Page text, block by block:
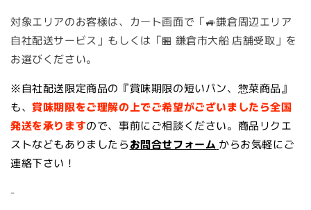
対象エリアのお客様は、カート画面で「🚙鎌倉周辺エリア
自社配送サービス」もしくは「🏪 鎌倉市大船 店舗受取」を
お選びください。
※自社配送限定商品の『賞味期限の短いパン、惣菜商品』
も、賞味期限をご理解の上でご希望がございましたら全国
発送を承りますので、事前にご相談ください。商品リクエ
ストなどもありましたらお問合せフォーム からお気軽にご
連絡下さい！
-